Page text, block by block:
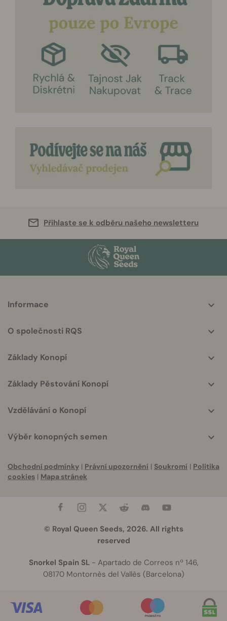
Přihlaste se k odběru našeho newsletteru
helpful
Informace
O společnosti RQS
Základy Konopí
Základy Pěstování Konopí
Vzdělávání o Konopí
Výběr konopných semen
Obchodní podmínky | Právní upozornění | Soukromí | Politika
cookies | Mapa stránek
© Royal Queen Seeds, 2026. All rights
reserved
Snorkel Spain SL- Apartado de Correos nº 146,
08170 Montornès del Vallès (Barcelona)